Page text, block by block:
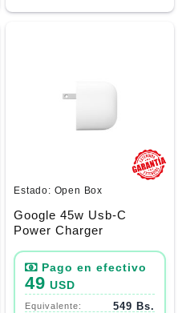
Estado: Open Box
Google 45w Usb-C
Power Charger
49 USD
549 Bs.